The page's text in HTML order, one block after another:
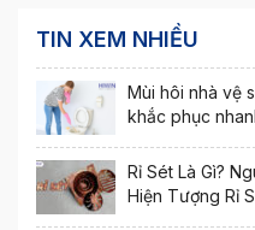
TIN XEM NHIỀU
Mùi hôi nhà vệ
khắc phục
Rỉ Sét Là Gì?
Hiện Tượng Rỉ